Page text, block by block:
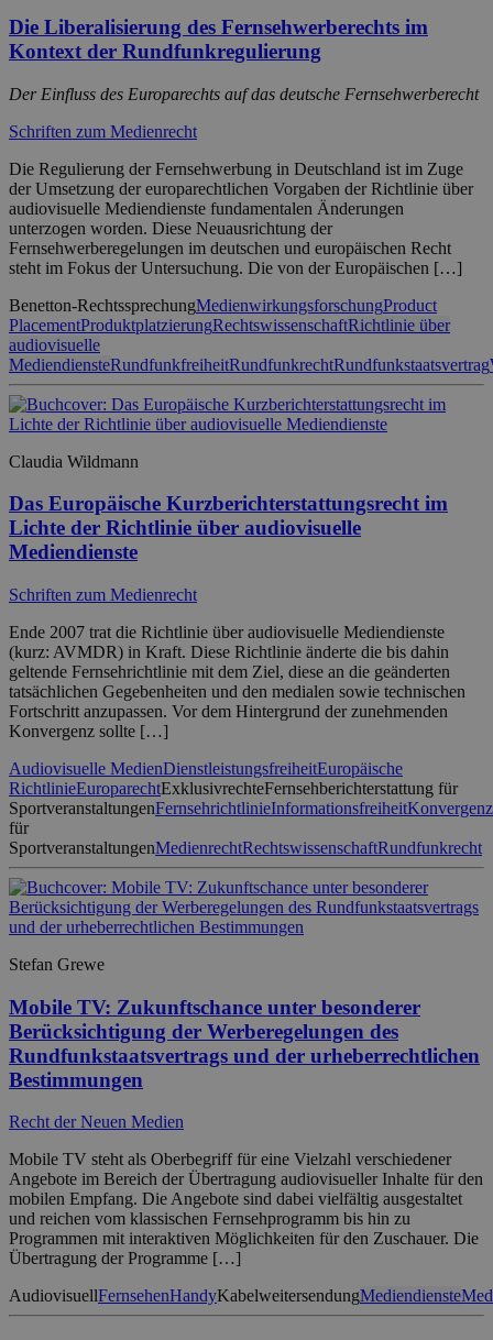
Die Liberalisierung des Fernsehwerberechts im
Kontext der Rundfunkregulierung
Der Einfluss des Europarechts auf das deutsche Fernsehwerberecht
Schriften zum Medienrecht
Die Regulierung der Fernsehwerbung in Deutschland ist im Zuge
der Umsetzung der europarechtlichen Vorgaben der Richtlinie über
audiovisuelle Mediendienste fundamentalen Änderungen
unterzogen worden. Diese Neuausrichtung der
Fernsehwerberegelungen im deutschen und europäischen Recht
steht im Fokus der Untersuchung. Die von der Europäischen […]
Benetton-RechtssprechungMedienwirkungsforschungProduct
PlacementProduktplatzierungRechtswissenschaftRichtlinie über
audiovisuelle
MediendiensteRundfunkfreiheitRundfunkrechtRundfunkstaatsvertrag
Claudia Wildmann
Das Europäische Kurzberichterstattungsrecht im
Lichte der Richtlinie über audiovisuelle
Mediendienste
Schriften zum Medienrecht
Ende 2007 trat die Richtlinie über audiovisuelle Mediendienste
(kurz: AVMDR) in Kraft. Diese Richtlinie änderte die bis dahin
geltende Fernsehrichtlinie mit dem Ziel, diese an die geänderten
tatsächlichen Gegebenheiten und den medialen sowie technischen
Fortschritt anzupassen. Vor dem Hintergrund der zunehmenden
Konvergenz sollte […]
Audiovisuelle MedienDienstleistungsfreiheitEuropäische
RichtlinieEuroparechtExklusivrechteFernsehberichterstattung für
SportveranstaltungenFernsehrichtlinieInformationsfreiheitKonvergenz
für
SportveranstaltungenMedienrechtRechtswissenschaftRundfunkrecht
Stefan Grewe
Mobile TV: Zukunftschance unter besonderer
Berücksichtigung der Werberegelungen des
Rundfunkstaatsvertrags und der urheberrechtlichen
Bestimmungen
Recht der Neuen Medien
Mobile TV steht als Oberbegriff für eine Vielzahl verschiedener
Angebote im Bereich der Übertragung audiovisueller Inhalte für den
mobilen Empfang. Die Angebote sind dabei vielfältig ausgestaltet
und reichen vom klassischen Fernsehprogramm bis hin zu
Programmen mit interaktiven Möglichkeiten für den Zuschauer. Die
Übertragung der Programme […]
AudiovisuellFernsehenHandyKabelweitersendungMediendienste